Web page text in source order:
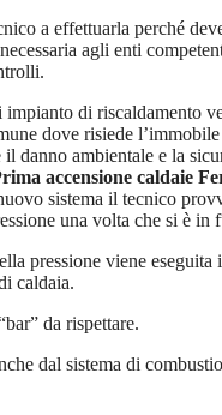
a effettuarla perché
agli enti
di riscaldamento
dove risiede
danno ambientale e la
accensione caldaie
sistema il tecnico
una volta che si è in
pressione viene eseguita
caldaia.
da rispettare.
dal sistema di